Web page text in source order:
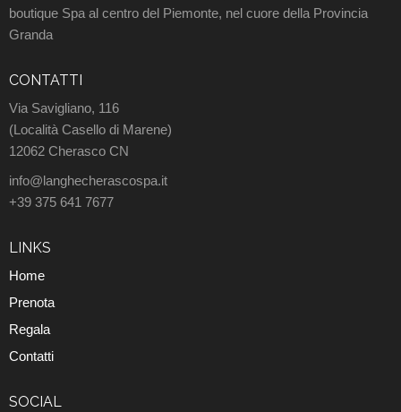
boutique Spa al centro del Piemonte, nel cuore della Provincia
Granda
CONTATTI
Via Savigliano, 116
(Località Casello di Marene)
12062 Cherasco CN
info@langhecherascospa.it
+39 375 641 7677
LINKS
Home
Prenota
Regala
Contatti
SOCIAL